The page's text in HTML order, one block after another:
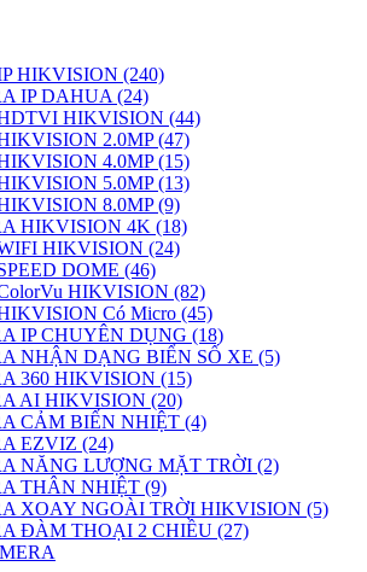
HIKVISION (240)
IP DAHUA (24)
HIKVISION (44)
2.0MP (47)
4.0MP (15)
5.0MP (13)
8.0MP (9)
HIKVISION 4K (18)
HIKVISION (24)
DOME (46)
HIKVISION (82)
Có Micro (45)
IP CHUYÊN DỤNG (18)
NHẬN DẠNG BIỂN SỐ XE (5)
360 HIKVISION (15)
AI HIKVISION (20)
CẢM BIẾN NHIỆT (4)
EZVIZ (24)
NĂNG LƯỢNG MẶT TRỜI (2)
THÂN NHIỆT (9)
XOAY NGOÀI TRỜI HIKVISION (5)
ĐÀM THOẠI 2 CHIỀU (27)